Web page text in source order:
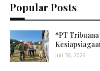
Popular Posts
*PT
Juli 30, 2026